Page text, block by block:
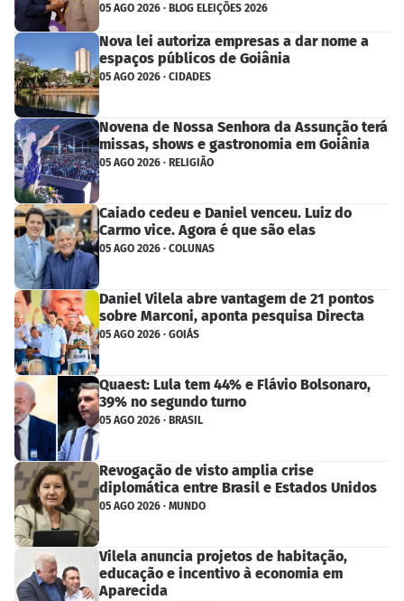
05 AGO 2026 · BLOG ELEIÇÕES 2026
Nova lei autoriza empresas a dar nome a
espaços públicos de Goiânia
05 AGO 2026 · CIDADES
Novena de Nossa Senhora da Assunção terá
missas, shows e gastronomia em Goiânia
05 AGO 2026 · RELIGIÃO
Caiado cedeu e Daniel venceu. Luiz do
Carmo vice. Agora é que são elas
05 AGO 2026 · COLUNAS
Daniel Vilela abre vantagem de 21 pontos
sobre Marconi, aponta pesquisa Directa
05 AGO 2026 · GOIÁS
Quaest: Lula tem 44% e Flávio Bolsonaro,
39% no segundo turno
05 AGO 2026 · BRASIL
Revogação de visto amplia crise
diplomática entre Brasil e Estados Unidos
05 AGO 2026 · MUNDO
Vilela anuncia projetos de habitação,
educação e incentivo à economia em
Aparecida